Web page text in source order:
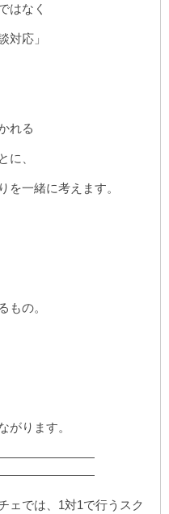
はなく
対応」
れる
に、
を一緒に考えます。
もの。
がります。
ェでは、1対1で行うスク